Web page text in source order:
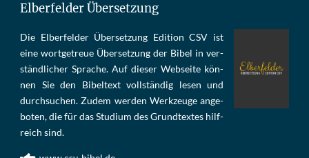
Elberfelder Übersetzung
Die Elber­fel­der Über­set­zung Edi­tion CSV ist
eine wort­ge­treue Über­set­zung der Bi­bel in ver­
ständ­li­cher Spra­che. Auf die­ser Web­sei­te kön­
nen Sie den Bi­bel­text voll­stän­dig le­sen und
durch­su­chen. Zu­dem wer­den Werk­zeu­ge an­ge­
bo­ten, die für das Stu­di­um des Grund­tex­tes hilf­
reich sind.